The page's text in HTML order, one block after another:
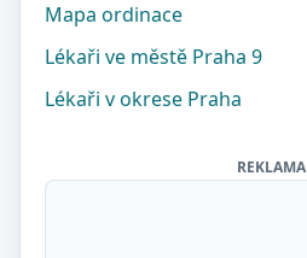
Mapa ordinace
Lékaři ve městě Praha 9
Lékaři v okrese Praha
REKLAMA